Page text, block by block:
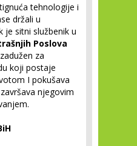
tehnologije i
držali u
je sitni službenik u
Poslova
zadužen za
koji postaje
I pokušava
njegovim